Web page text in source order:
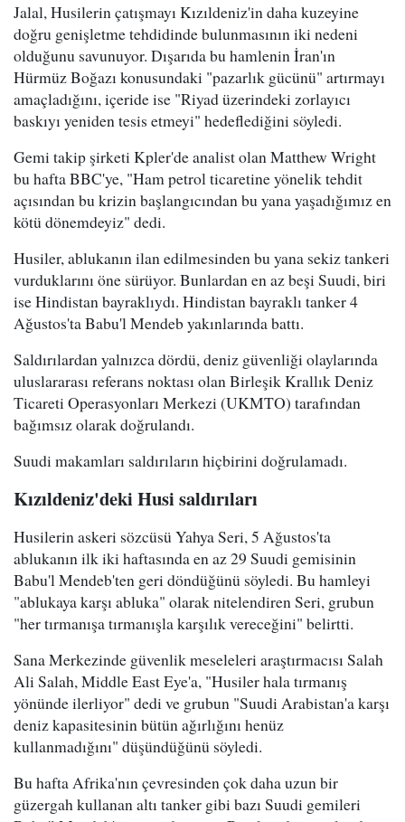
Jalal, Husilerin çatışmayı Kızıldeniz'in daha kuzeyine
doğru genişletme tehdidinde bulunmasının iki nedeni
olduğunu savunuyor. Dışarıda bu hamlenin İran'ın
Hürmüz Boğazı konusundaki "pazarlık gücünü" artırmayı
amaçladığını, içeride ise "Riyad üzerindeki zorlayıcı
baskıyı yeniden tesis etmeyi" hedeflediğini söyledi.
Gemi takip şirketi Kpler'de analist olan Matthew Wright
bu hafta BBC'ye, "Ham petrol ticaretine yönelik tehdit
açısından bu krizin başlangıcından bu yana yaşadığımız en
kötü dönemdeyiz" dedi.
Husiler, ablukanın ilan edilmesinden bu yana sekiz tankeri
vurduklarını öne sürüyor. Bunlardan en az beşi Suudi, biri
ise Hindistan bayraklıydı. Hindistan bayraklı tanker 4
Ağustos'ta Babu'l Mendeb yakınlarında battı.
Saldırılardan yalnızca dördü, deniz güvenliği olaylarında
uluslararası referans noktası olan Birleşik Krallık Deniz
Ticareti Operasyonları Merkezi (UKMTO) tarafından
bağımsız olarak doğrulandı.
Suudi makamları saldırıların hiçbirini doğrulamadı.
Kızıldeniz'deki Husi saldırıları
Husilerin askeri sözcüsü Yahya Seri, 5 Ağustos'ta
ablukanın ilk iki haftasında en az 29 Suudi gemisinin
Babu'l Mendeb'ten geri döndüğünü söyledi. Bu hamleyi
"ablukaya karşı abluka" olarak nitelendiren Seri, grubun
"her tırmanışa tırmanışla karşılık vereceğini" belirtti.
Sana Merkezinde güvenlik meseleleri araştırmacısı Salah
Ali Salah, Middle East Eye'a, "Husiler hala tırmanış
yönünde ilerliyor" dedi ve grubun "Suudi Arabistan'a karşı
deniz kapasitesinin bütün ağırlığını henüz
kullanmadığını" düşündüğünü söyledi.
Bu hafta Afrika'nın çevresinden çok daha uzun bir
güzergah kullanan altı tanker gibi bazı Suudi gemileri